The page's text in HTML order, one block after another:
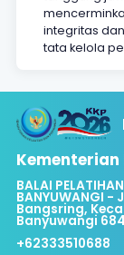
integritas
tata kelola
BALAI
BANYUWANGI -
Bangsring,
Banyuwangi
+62333510688